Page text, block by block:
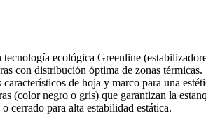
ecológica Greenline
con distribución óptima de zonas térmicas.
de hoja y marco para una
(color negro o gris) que garantizan la
cerrado para alta estabilidad estática.